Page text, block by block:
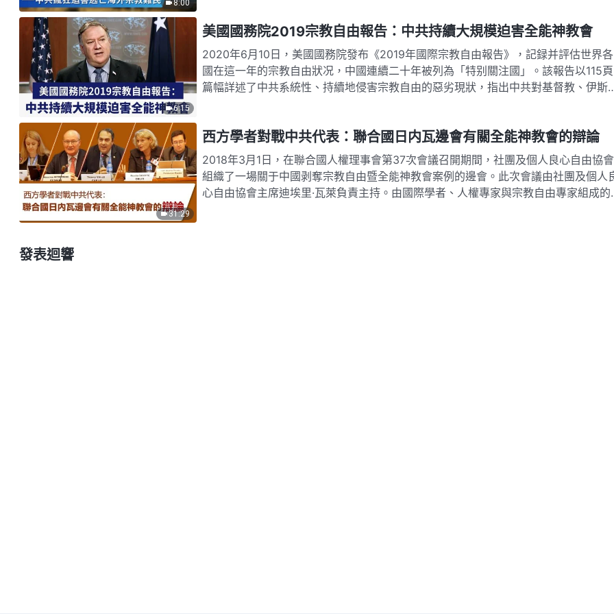
8:00
6:15
美國國務院2019宗教自由報告：中共持續大規模迫害全能神教會
2020年6月10日，美國國務院發布《2019年國際宗教自由報告》，記録并評估世界各
國在這一年的宗教自由狀况，中國連續二十年被列為「特别關注國」。該報告以115頁
篇幅詳述了中共系統性、持續地侵害宗教自由的惡劣現狀，指出中共對基督教、伊斯
31:29
西方學者對戰中共代表：聯合國日内瓦邊會有關全能神教會的辯論
2018年3月1日，在聯合國人權理事會第37次會議召開期間，社團及個人良心自由協會
組織了一場關于中國剥奪宗教自由暨全能神教會案例的邊會。此次會議由社團及個人
心自由協會主席迪埃里·瓦萊負責主持。由國際學者、人權專家與宗教自由專家組成的
發表迴響